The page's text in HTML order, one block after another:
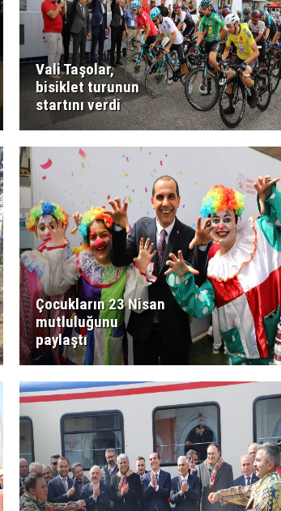
Vali Taşolar,
bisiklet turunun
startını verdi
Çocukların 23 Nisan
mutluluğunu
paylaştı